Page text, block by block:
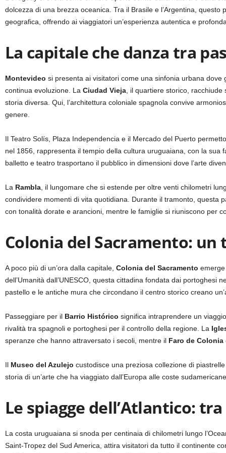
dolcezza di una brezza oceanica. Tra il Brasile e l’Argentina,
geografica, offrendo ai viaggiatori un’esperienza autentica e
La capitale che danza tra
Montevideo si presenta ai visitatori come una sinfonia urbana
continua evoluzione. La Ciudad Vieja , il quartiere storico,
storia diversa. Qui, l’architettura coloniale spagnola convive
genere.
Il Teatro Solís, Plaza Independencia e il Mercado del Puerto
nel 1856, rappresenta il tempio della cultura uruguaiana, con la sua
balletto e teatro trasportano il pubblico in dimensioni dove l’arte
La Rambla , il lungomare che si estende per oltre venti chilometri
condividere momenti di vita quotidiana. Durante il tramonto, questa
con tonalità dorate e arancioni, mentre le famiglie si riuniscono per
Colonia del Sacramento: un
A poco più di un’ora dalla capitale, Colonia del Sacramento
dell’Umanità dall’UNESCO, questa cittadina fondata dai
pastello e le antiche mura che circondano il centro storico creano
Passeggiare per il Barrio Histórico significa intraprendere un
rivalità tra spagnoli e portoghesi per il controllo della regione. La
speranze che hanno attraversato i secoli, mentre il Faro de Colonia
Il Museo del Azulejo custodisce una preziosa collezione di
storia di un’arte che ha viaggiato dall’Europa alle coste
Le spiagge dell’Atlantico:
La costa uruguaiana si snoda per centinaia di chilometri lungo
Saint-Tropez del Sud America, attira visitatori da tutto il continente